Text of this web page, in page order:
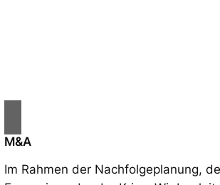
M&A
Im Rahmen der Nachfolgeplanung,